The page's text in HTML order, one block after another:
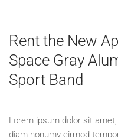
Aluminum
Case
with
Sport
cantidad
Rent the New
Space Gray
Sport Band
Lorem ipsum dolor sit
diam nonumy eirmod